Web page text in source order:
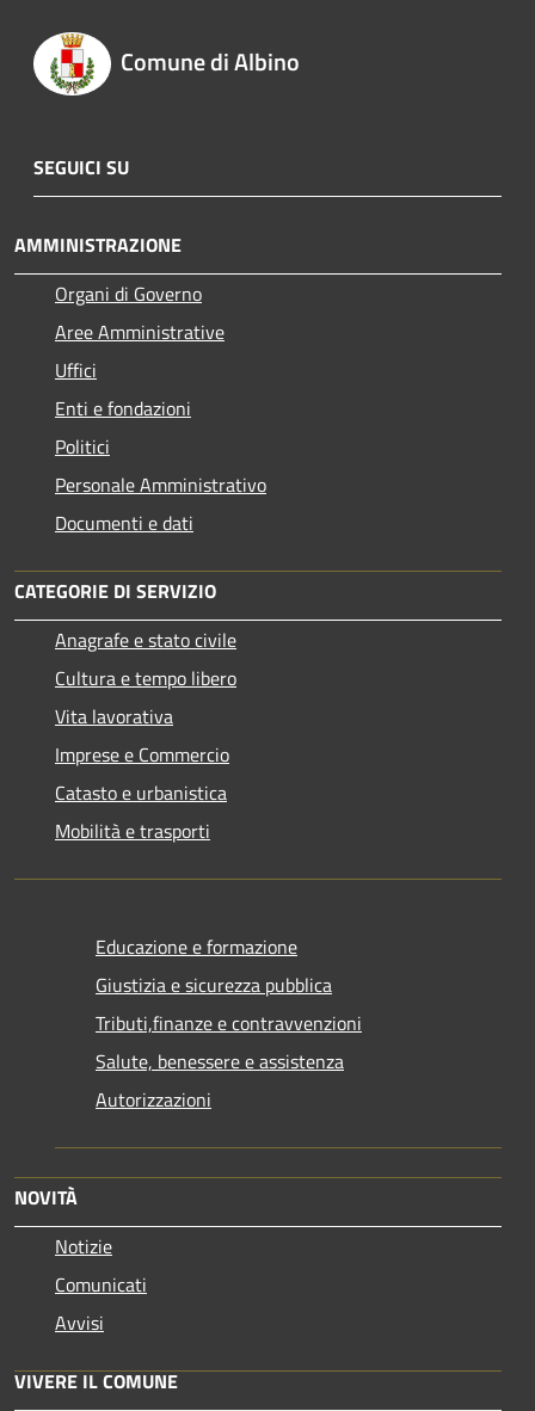
Comune di Albino
SEGUICI SU
AMMINISTRAZIONE
Organi di Governo
Aree Amministrative
Uffici
Enti e fondazioni
Politici
Personale Amministrativo
Documenti e dati
CATEGORIE DI SERVIZIO
Anagrafe e stato civile
Cultura e tempo libero
Vita lavorativa
Imprese e Commercio
Catasto e urbanistica
Mobilità e trasporti
Educazione e formazione
Giustizia e sicurezza pubblica
Tributi,finanze e contravvenzioni
Salute, benessere e assistenza
Autorizzazioni
NOVITÀ
Notizie
Comunicati
Avvisi
VIVERE IL COMUNE